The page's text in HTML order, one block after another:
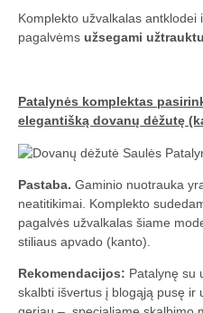
Komplekto užvalkalas antklodei
pagalvėms užsegami
Patalynės komplektas
elegantišką dovanų dėžutę
Pastaba. Gaminio nuotrauka
neatitikimai. Komplekto
pagalvės užvalkalas šiame
stiliaus apvado (kanto).
Rekomendacijos: Patalynę su
skalbti išvertus į blogąją pusę ir